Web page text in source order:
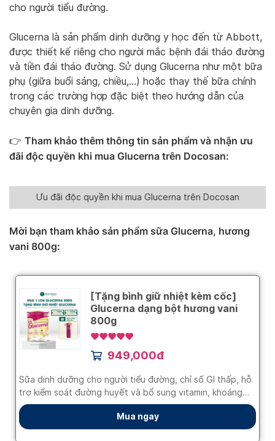
cho người tiểu đường.
Glucerna là sản phẩm dinh dưỡng y học đến từ Abbott,
được thiết kế riêng cho người mắc bệnh đái tháo đường
và tiền đái tháo đường. Sử dụng Glucerna như một bữa
phụ (giữa buổi sáng, chiều,…) hoặc thay thế bữa chính
trong các trường hợp đặc biệt theo hướng dẫn của
chuyên gia dinh dưỡng.
👉 Tham khảo thêm thông tin sản phẩm và nhận ưu
đãi độc quyền khi mua Glucerna trên Docosan:
Ưu đãi độc quyền khi mua Glucerna trên Docosan
Mời bạn tham khảo sản phẩm sữa Glucerna, hương
vani 800g: